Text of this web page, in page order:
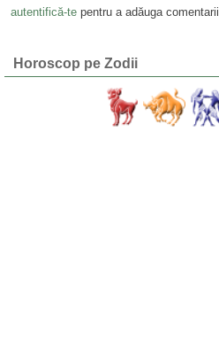
autentifică-tepentru a adăuga comentarii
Horoscop pe Zodii